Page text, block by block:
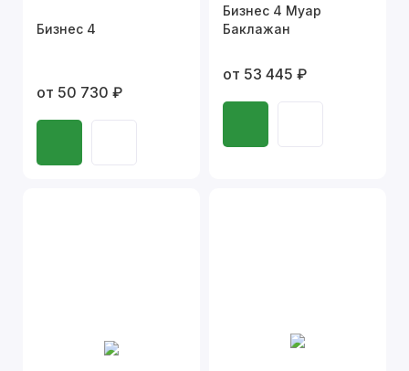
Бизнес 4
от 50 730 ₽
Бизнес 4 Муар
Баклажан
от 53 445 ₽